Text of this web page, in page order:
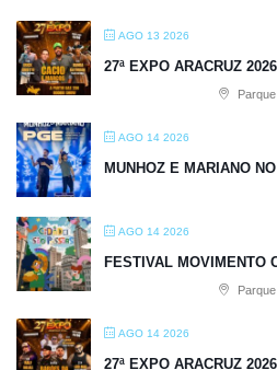
AGO 13 2026
27ª EXPO ARACRUZ 2026
AGO 14 2026
MUNHOZ E MARIANO
AGO 14 2026
FESTIVAL MOVIMENTO
AGO 14 2026
27ª EXPO ARACRUZ 2026